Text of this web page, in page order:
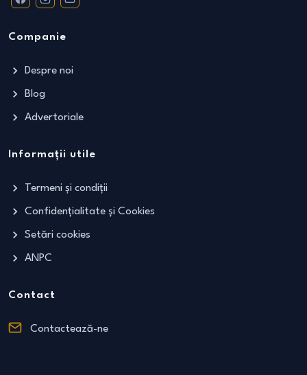
Companie
Despre noi
Blog
Advertoriale
Informații utile
Termeni și condiții
Confidențialitate și Cookies
Setări cookies
ANPC
Contact
Contactează-ne